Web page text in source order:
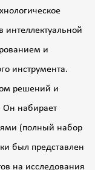
и
инструмента.
решений и
Он набирает
(полный набор
был представлен
на исследования